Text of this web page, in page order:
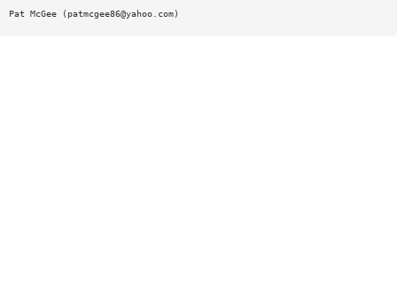
Pat McGee ( patmcgee86@yahoo.com)